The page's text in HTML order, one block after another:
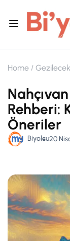
Home
Rehberi:
Öneriler
Biyolcu20